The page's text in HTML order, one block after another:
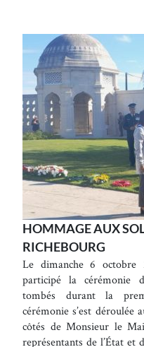
HOMMAGE AUX
RICHEBOURG
Le dimanche 6 octobre
participé la cérémonie
tombés durant la
cérémonie s’est déroulée
côtés de Monsieur le
représentants de l’État et